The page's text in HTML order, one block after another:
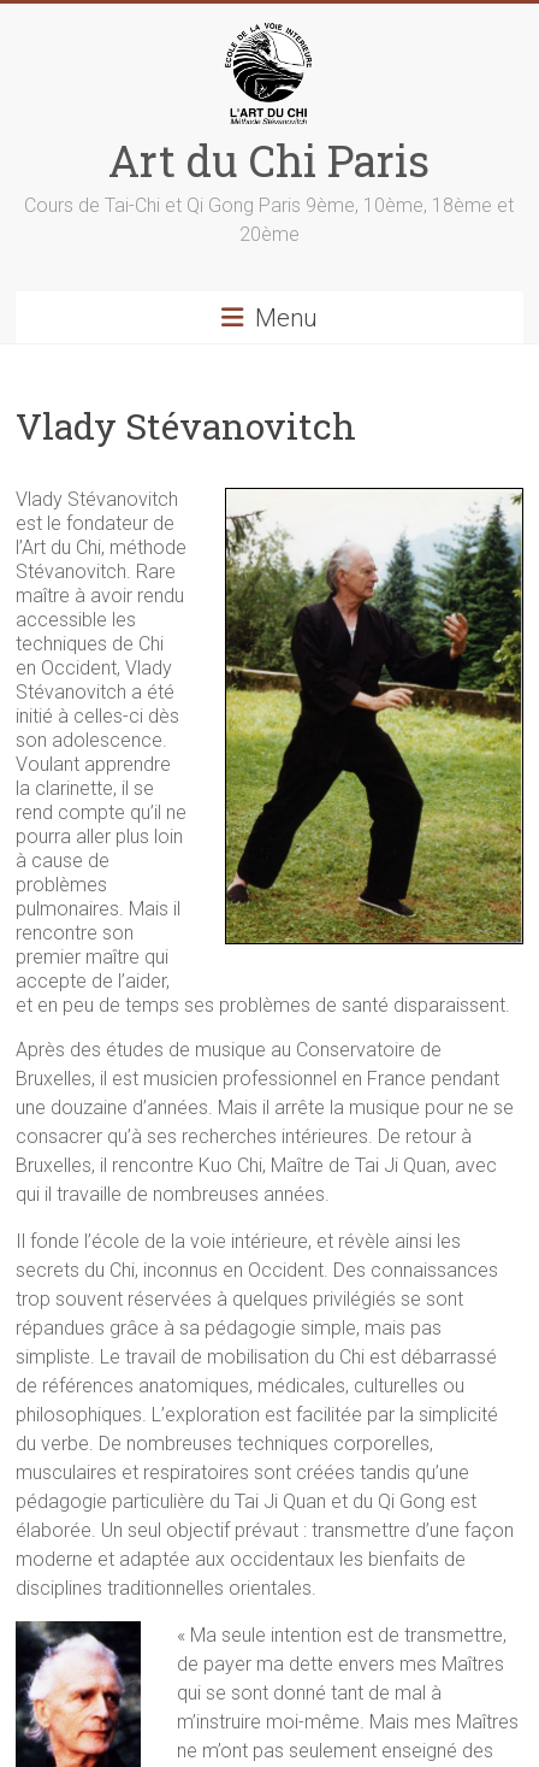
Art du Chi Paris
Cours de Tai-Chi et Qi Gong Paris 9ème, 10ème, 18ème et
20ème
Menu
Vlady Stévanovitch
Vlady Stévanovitch
est le fondateur de
l’Art du Chi, méthode
Stévanovitch. Rare
maître à avoir rendu
accessible les
techniques de Chi
en Occident, Vlady
Stévanovitch a été
initié à celles-ci dès
son adolescence.
Voulant apprendre
la clarinette, il se
rend compte qu’il ne
pourra aller plus loin
à cause de
problèmes
pulmonaires. Mais il
rencontre son
premier maître qui
accepte de l’aider,
et en peu de temps ses problèmes de santé disparaissent.
Après des études de musique au Conservatoire de
Bruxelles, il est musicien professionnel en France pendant
une douzaine d’années. Mais il arrête la musique pour ne se
consacrer qu’à ses recherches intérieures. De retour à
Bruxelles, il rencontre Kuo Chi, Maître de Tai Ji Quan, avec
qui il travaille de nombreuses années.
Il fonde l’école de la voie intérieure, et révèle ainsi les
secrets du Chi, inconnus en Occident. Des connaissances
trop souvent réservées à quelques privilégiés se sont
répandues grâce à sa pédagogie simple, mais pas
simpliste. Le travail de mobilisation du Chi est débarrassé
de références anatomiques, médicales, culturelles ou
philosophiques. L’exploration est facilitée par la simplicité
du verbe. De nombreuses techniques corporelles,
musculaires et respiratoires sont créées tandis qu’une
pédagogie particulière du Tai Ji Quan et du Qi Gong est
élaborée. Un seul objectif prévaut : transmettre d’une façon
moderne et adaptée aux occidentaux les bienfaits de
disciplines traditionnelles orientales.
« Ma seule intention est de transmettre,
de payer ma dette envers mes Maîtres
qui se sont donné tant de mal à
m’instruire moi-même. Mais mes Maîtres
ne m’ont pas seulement enseigné des